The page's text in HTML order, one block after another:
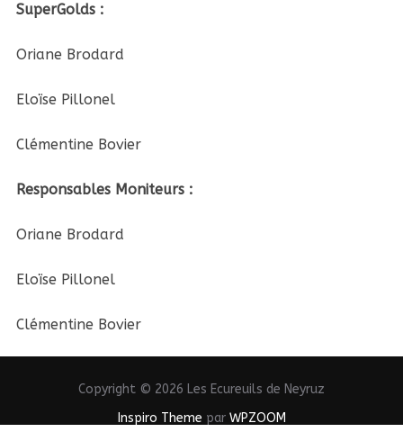
SuperGolds :
Oriane Brodard
Eloïse Pillonel
Clémentine Bovier
Responsables Moniteurs :
Oriane Brodard
Eloïse Pillonel
Clémentine Bovier
Copyright © 2026 Les Ecureuils de Neyruz
Inspiro Theme par WPZOOM